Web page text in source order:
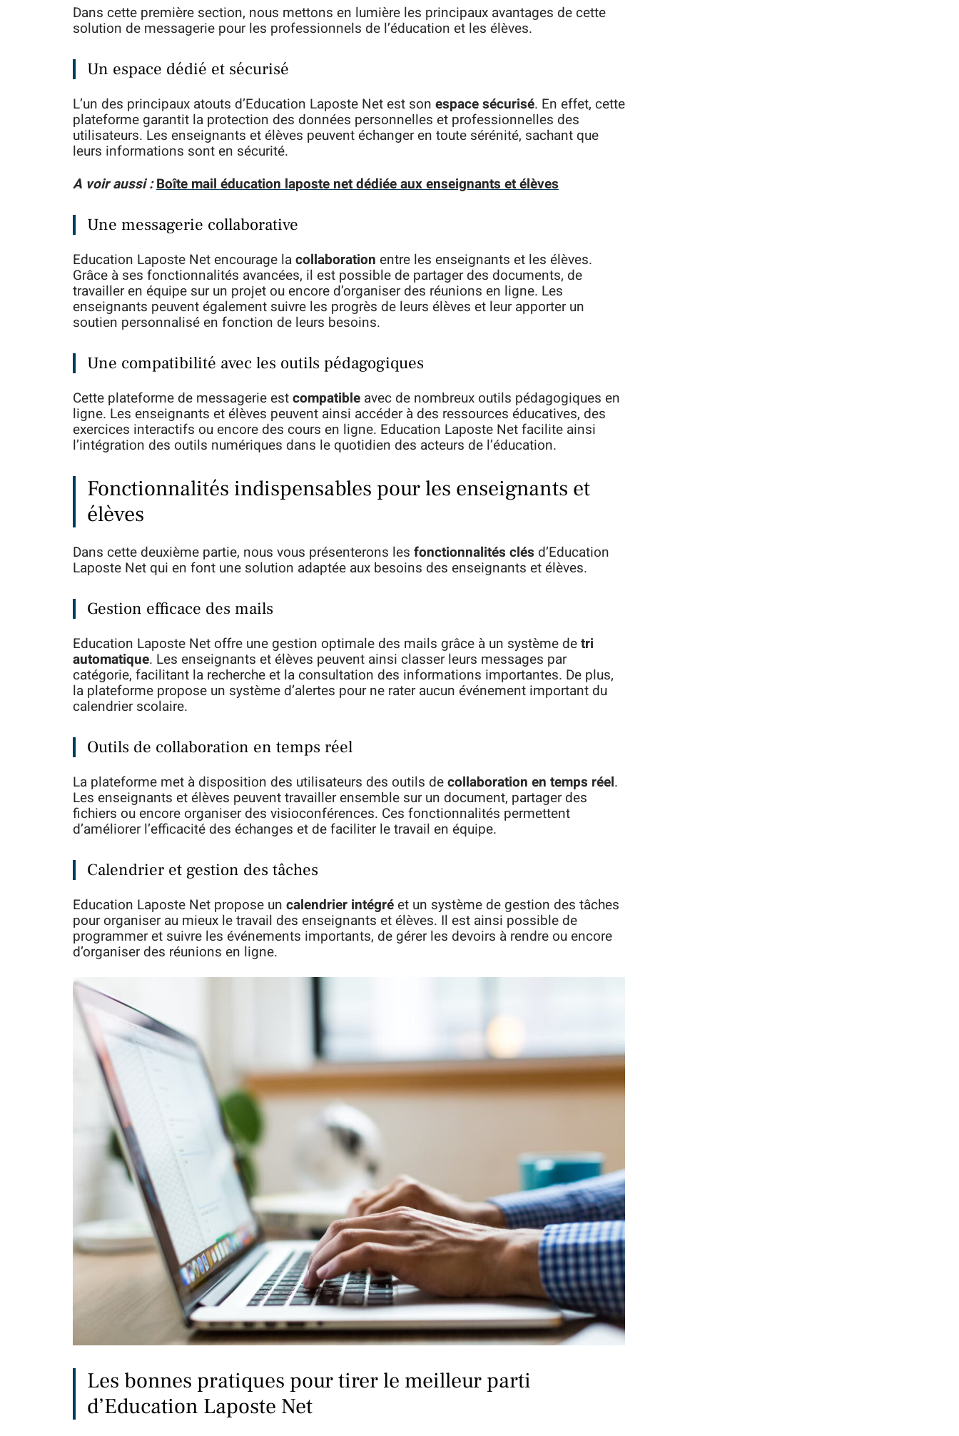
Dans cette première section, nous mettons en lumière les principaux avantages de cette
solution de messagerie pour les professionnels de l’éducation et les élèves.
Un espace dédié et sécurisé
L’un des principaux atouts d’Education Laposte Net est son espace sécurisé. En effet, cette
plateforme garantit la protection des données personnelles et professionnelles des
utilisateurs. Les enseignants et élèves peuvent échanger en toute sérénité, sachant que
leurs informations sont en sécurité.
A voir aussi :Boîte mail éducation laposte net dédiée aux enseignants et élèves
Une messagerie collaborative
Education Laposte Net encourage lacollaboration entre les enseignants et les élèves.
Grâce à ses fonctionnalités avancées, il est possible de partager des documents, de
travailler en équipe sur un projet ou encore d’organiser des réunions en ligne. Les
enseignants peuvent également suivre les progrès de leurs élèves et leur apporter un
soutien personnalisé en fonction de leurs besoins.
Une compatibilité avec les outils pédagogiques
Cette plateforme de messagerie estcompatible avec de nombreux outils pédagogiques en
ligne. Les enseignants et élèves peuvent ainsi accéder à des ressources éducatives, des
exercices interactifs ou encore des cours en ligne. Education Laposte Net facilite ainsi
l’intégration des outils numériques dans le quotidien des acteurs de l’éducation.
Fonctionnalités indispensables pour les enseignants et
élèves
Dans cette deuxième partie, nous vous présenterons les fonctionnalités clés d’Education
Laposte Net qui en font une solution adaptée aux besoins des enseignants et élèves.
Gestion efficace des mails
Education Laposte Net offre une gestion optimale des mails grâce à un système detri
automatique. Les enseignants et élèves peuvent ainsi classer leurs messages par
catégorie, facilitant la recherche et la consultation des informations importantes. De plus,
la plateforme propose un système d’alertes pour ne rater aucun événement important du
calendrier scolaire.
Outils de collaboration en temps réel
La plateforme met à disposition des utilisateurs des outils decollaboration en temps réel.
Les enseignants et élèves peuvent travailler ensemble sur un document, partager des
fichiers ou encore organiser des visioconférences. Ces fonctionnalités permettent
d’améliorer l’efficacité des échanges et de faciliter le travail en équipe.
Calendrier et gestion des tâches
Education Laposte Net propose un calendrier intégréet un système de gestion des tâches
pour organiser au mieux le travail des enseignants et élèves. Il est ainsi possible de
programmer et suivre les événements importants, de gérer les devoirs à rendre ou encore
d’organiser des réunions en ligne.
Les bonnes pratiques pour tirer le meilleur parti
d’Education Laposte Net